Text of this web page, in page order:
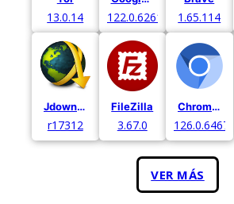
VER MÁS
13.0.14 122.0.6261.1291.65.114
Jdownloader
r17312
FileZilla
3.67.0
Chromium
126.0.6467.0.